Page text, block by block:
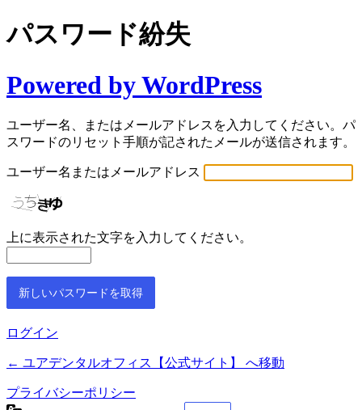
パスワード紛失
Powered by WordPress
ユーザー名、またはメールアドレスを入力してください。パ
スワードのリセット手順が記されたメールが送信されます。
ユーザー名またはメールアドレス
上に表示された文字を入力してください。
ログイン
← ユアデンタルオフィス【公式サイト】 へ移動
プライバシーポリシー